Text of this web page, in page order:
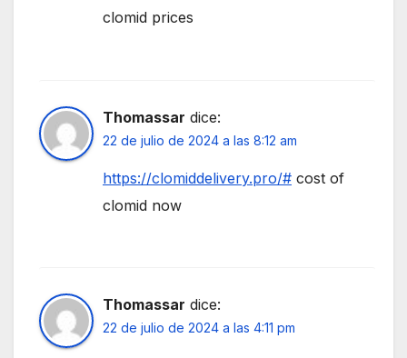
clomid prices
Thomassar dice:
22 de julio de 2024 a las 8:12 am
https://clomiddelivery.pro/# cost of
clomid now
Thomassar dice:
22 de julio de 2024 a las 4:11 pm